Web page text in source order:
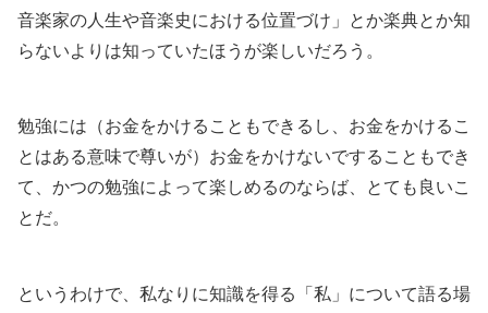
音楽家の人生や音楽史における位置づけ」とか楽典とか知
らないよりは知っていたほうが楽しいだろう。
勉強には（お金をかけることもできるし、お金をかけるこ
とはある意味で尊いが）お金をかけないですることもでき
て、かつの勉強によって楽しめるのならば、とても良いこ
とだ。
というわけで、私なりに知識を得る「私」について語る場